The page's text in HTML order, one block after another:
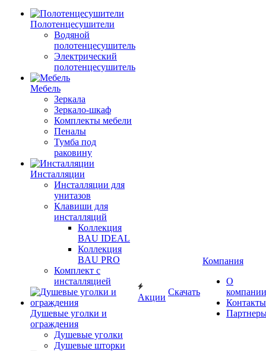
Полотенцесушители
Водяной
полотенцесушитель
Электрический
полотенцесушитель
Мебель
Зеркала
Зеркало-шкаф
Комплекты мебели
Пеналы
Тумба под
раковину
Инсталляции
Инсталляции для
унитазов
Клавиши для
инсталляций
Коллекция
BAU IDEAL
Коллекция
BAU PRO
Комплект с
инсталляцией
Душевые уголки и
ограждения
Душевые уголки
Душевые шторки
Акции
Скачать
Компания
О
компании
Контакты